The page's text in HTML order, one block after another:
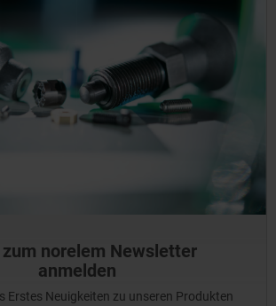
norelem Newsletter
anmelden
Erstes Neuigkeiten zu unseren Produkten